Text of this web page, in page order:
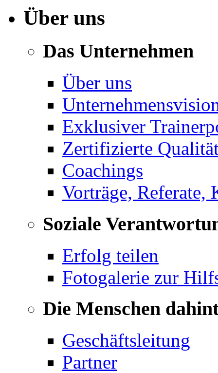
Über uns
Das Unternehmen
Über uns
Exklusiver
Zertifizierte
Coachings
Vorträge, Referate,
Soziale
Erfolg teilen
Fotogalerie zur
Die Menschen
Geschäftsleitung
Partner